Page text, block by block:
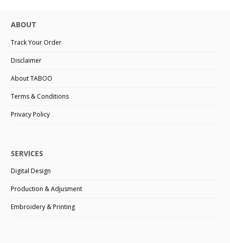
ABOUT
Track Your Order
Disclaimer
About TABOO
Terms & Conditions
Privacy Policy
SERVICES
Digital Design
Production & Adjusment
Embroidery & Printing